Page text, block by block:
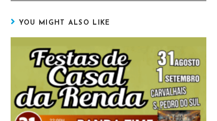
YOU MIGHT ALSO LIKE